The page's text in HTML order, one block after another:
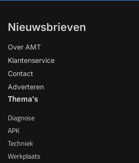
Nieuwsbrieven
Over AMT
Klantenservice
Contact
Adverteren
Thema's
Diagnose
APK
Techniek
Werkplaats